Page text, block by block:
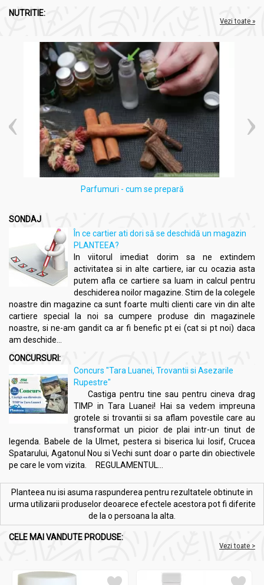
Compania pune accent pe calitatea și puritatea materiilor
prime, garantând că acestea provin din zone nepoluate.
AromaPlant se bazează pe o tradiție îndelungată de utilizare a
plantelor medicinale, oferind o gamă variată de remedii
naturiste sub formă de ceaiuri, tincturi și alte produse
fitoterapeutice.
Planteea, o sursă de încredere în domeniul nutriției și sănătății,
recomandă cu încredere produseleBonchispentru calitatea lor
superioară și angajamentul față de sănătatea consumatorilor.
Ceai verde 20dz - BONCHIS
Ceai verde (Camelia sinensis) 100%
Nu conține: pesticide, coloranți, aditivi, conservanți sau arome.
Veste bună!: fiecare plic conține3gde ceai -Dublufață de
plicurile obișnuite!
Produs100% românesc.
Acțiuni și Recomandări:
Ceai verde 20dz - BONCHIS
Beneficii:
Reduce pofta de mâncare și susține controlul greutății
Îmbunătățește funcționarea creierului și capacitatea de
concentrare
Are efect antioxidant puternic, protejând celulele de
stresul oxidativ
Sprijină sănătatea cardiovasculară și reduce colesterolul
echilibrate
Îmbunătățește sănătatea pielii și susține regenerarea
NUTRITIE:
Vezi toate »
Parfumuri - cum se prepară
SONDAJ
În ce cartier ati dori să se deschidă un magazin
PLANTEEA?
In viitorul imediat dorim sa ne extindem
activitatea si in alte cartiere, iar cu ocazia asta
putem afla ce cartiere sa luam in calcul pentru
deschiderea noilor magazine. Stim de la colegele
noastre din magazine ca sunt foarte multi clienti care vin din alte
cartiere special la noi sa cumpere produse din magazinele
noastre, si ne-am gandit ca ar fi benefic pt ei (cat si pt noi) daca
am deschide...
CONCURSURI:
Concurs "Tara Luanei, Trovantii si Asezarile
Rupestre"
Castiga pentru tine sau pentru cineva drag
TIMP in Tara Luanei! Hai sa vedem impreuna
grotele si trovantii si sa aflam povestile care au
transformat un picior de plai intr-un tinut de
legenda. Babele de la Ulmet, pestera si biserica lui Iosif, Crucea
Spatarului, Agatonul Nou si Vechi sunt doar o parte din obiectivele
pe care le vom vizita. REGULAMENTUL...
Planteea nu isi asuma raspunderea pentru rezultatele obtinute in
urma utilizarii produselor deoarece efectele acestora pot fi diferite
de la o persoana la alta.
CELE MAI VANDUTE PRODUSE:
Vezi toate >